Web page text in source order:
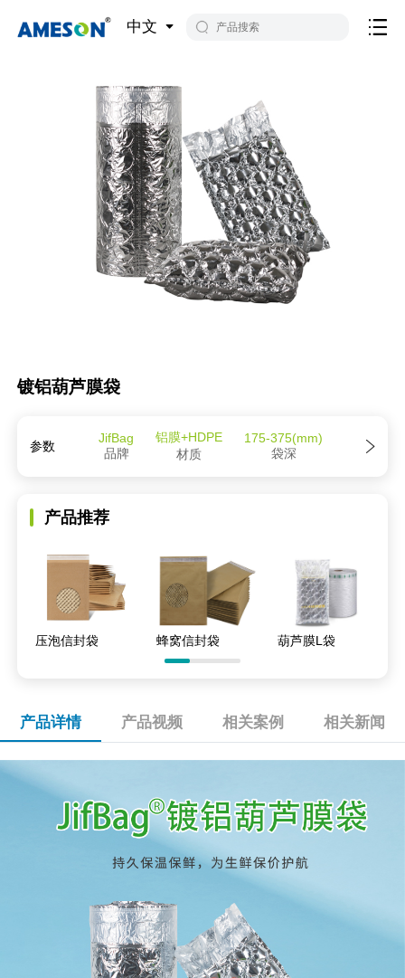
中文
镀铝葫芦膜袋
参数
JifBag
品牌
铝膜+HDPE
材质
175-375(mm)
袋深
产品推荐
压泡信封袋 蜂窝信封袋 葫芦膜L袋
产品详情 产品视频 相关案例 相关新闻